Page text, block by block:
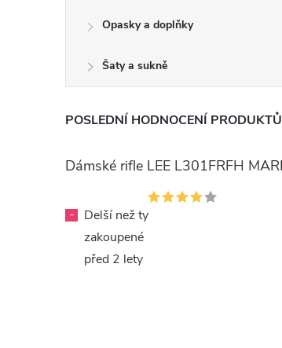
Opasky a doplňky
Šaty a sukně
POSLEDNÍ HODNOCENÍ PRODUKTŮ
-
Delší než ty
zakoupené
před 2 lety